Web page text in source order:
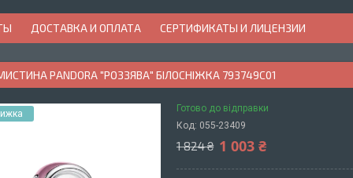
ДОСТАВКА И ОПЛАТА СЕРТИФИКАТЫ И ЛИЦЕНЗИИ
PANDORA "РОЗЗЯВА" БІЛОСНІЖКА 793749C01
Готово до відправки
Код: 055-23409
1 824 ₴ 1 003 ₴